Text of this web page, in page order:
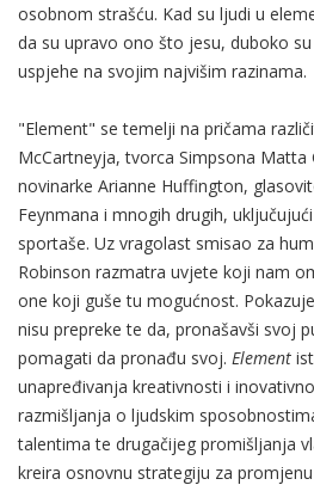
osobnom strašću. Kad su ljudi u
da su upravo ono što jesu, duboko
uspjehe na svojim najvišim razinama.
"Element" se temelji na pričama
McCartneyja, tvorca Simpsona Matta
novinarke Arianne Huffington,
Feynmana i mnogih drugih,
sportaše. Uz vragolast smisao za
Robinson razmatra uvjete koji nam
one koji guše tu mogućnost.
nisu prepreke te da, pronašavši svoj
pomagati da pronađu svoj. Element
unapređivanja kreativnosti i
razmišljanja o ljudskim
talentima te drugačijeg promišljanja
kreira osnovnu strategiju za